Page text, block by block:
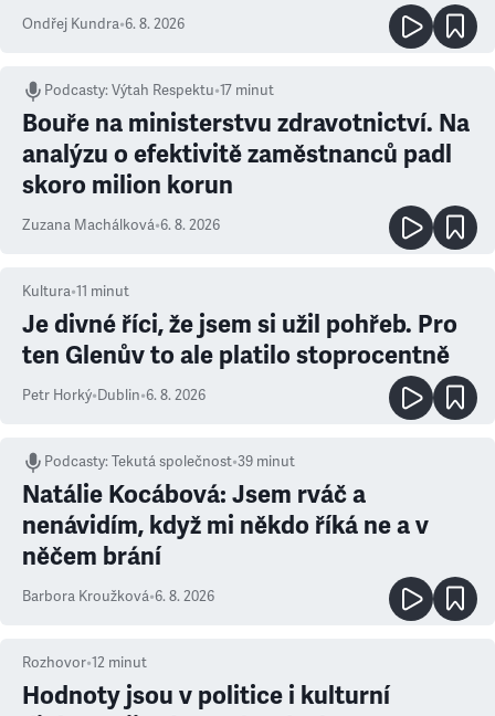
Ondřej Kundra•6. 8. 2026
Podcasty:Výtah Respektu•17 minut
Bouře na ministerstvu zdravotnictví. Na
analýzu o efektivitě zaměstnanců padl
skoro milion korun
Zuzana Machálková•6. 8. 2026
Kultura•11 minut
Je divné říci, že jsem si užil pohřeb. Pro
ten Glenův to ale platilo stoprocentně
Petr Horký•Dublin•6. 8. 2026
Podcasty:Tekutá společnost•39 minut
Natálie Kocábová: Jsem rváč a
nenávidím, když mi někdo říká ne a v
něčem brání
Barbora Kroužková•6. 8. 2026
Rozhovor•12 minut
Hodnoty jsou v politice i kulturní